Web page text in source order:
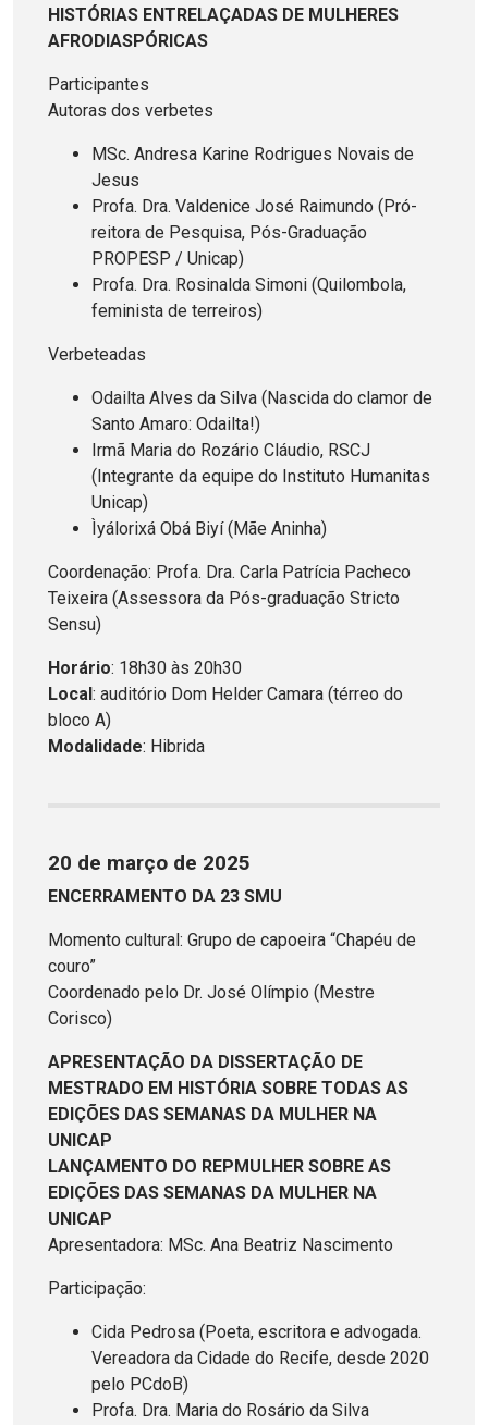
HISTÓRIAS ENTRELAÇADAS DE MULHERES
AFRODIASPÓRICAS
Participantes
Autoras dos verbetes
MSc. Andresa Karine Rodrigues Novais de
Jesus
Profa. Dra. Valdenice José Raimundo (Pró-
reitora de Pesquisa, Pós-Graduação
PROPESP / Unicap)
Profa. Dra. Rosinalda Simoni (Quilombola,
feminista de terreiros)
Verbeteadas
Odailta Alves da Silva (Nascida do clamor de
Santo Amaro: Odailta!)
Irmã Maria do Rozário Cláudio, RSCJ
(Integrante da equipe do Instituto Humanitas
Unicap)
Ìyálorixá Obá Biyí (Mãe Aninha)
Coordenação: Profa. Dra. Carla Patrícia Pacheco
Teixeira (Assessora da Pós-graduação Stricto
Sensu)
Horário: 18h30 às 20h30
Local: auditório Dom Helder Camara (térreo do
bloco A)
Modalidade: Hibrida
20 de março de 2025
ENCERRAMENTO DA 23 SMU
Momento cultural: Grupo de capoeira “Chapéu de
couro”
Coordenado pelo Dr. José Olímpio (Mestre
Corisco)
APRESENTAÇÃO DA DISSERTAÇÃO DE
MESTRADO EM HISTÓRIA SOBRE TODAS AS
EDIÇÕES DAS SEMANAS DA MULHER NA
UNICAP
LANÇAMENTO DO REPMULHER SOBRE AS
EDIÇÕES DAS SEMANAS DA MULHER NA
UNICAP
Apresentadora: MSc. Ana Beatriz Nascimento
Participação:
Cida Pedrosa (Poeta, escritora e advogada.
Vereadora da Cidade do Recife, desde 2020
pelo PCdoB)
Profa. Dra. Maria do Rosário da Silva